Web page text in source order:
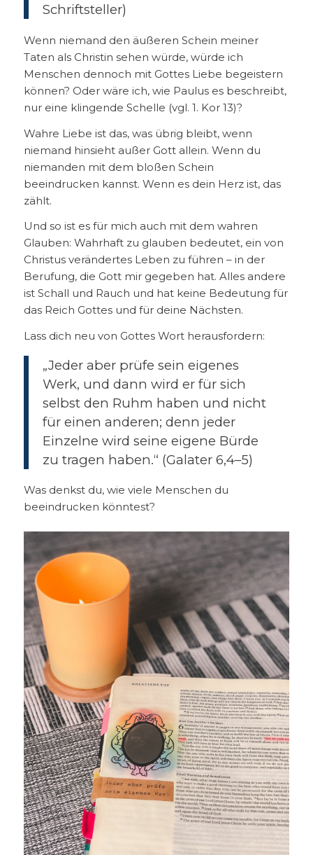
Schriftsteller)
Wenn niemand den äußeren Schein meiner
Taten als Christin sehen würde, würde ich
Menschen dennoch mit Gottes Liebe begeistern
können? Oder wäre ich, wie Paulus es beschreibt,
nur eine klingende Schelle (vgl. 1. Kor 13)?
Wahre Liebe ist das, was übrig bleibt, wenn
niemand hinsieht außer Gott allein. Wenn du
niemanden mit dem bloßen Schein
beeindrucken kannst. Wenn es dein Herz ist, das
zählt.
Und so ist es für mich auch mit dem wahren
Glauben: Wahrhaft zu glauben bedeutet, ein von
Christus verändertes Leben zu führen – in der
Berufung, die Gott mir gegeben hat. Alles andere
ist Schall und Rauch und hat keine Bedeutung für
das Reich Gottes und für deine Nächsten.
Lass dich neu von Gottes Wort herausfordern:
„Jeder aber prüfe sein eigenes
Werk, und dann wird er für sich
selbst den Ruhm haben und nicht
für einen anderen; denn jeder
Einzelne wird seine eigene Bürde
zu tragen haben.“ (Galater 6,4–5)
Was denkst du, wie viele Menschen du
beeindrucken könntest?